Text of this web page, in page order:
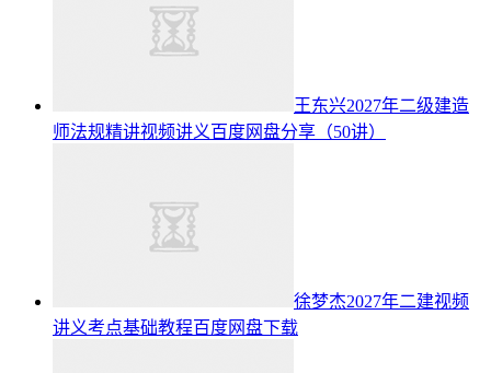
王东兴2027年二级建造
师法规精讲视频讲义百度网盘分享（50讲）
徐梦杰2027年二建视频
讲义考点基础教程百度网盘下载